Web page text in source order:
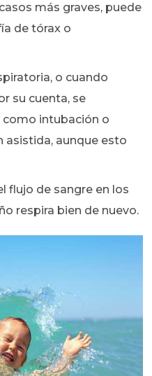
más graves, puede
de tórax o
o cuando
su cuenta, se
como intubación o
asistida, aunque esto
flujo de sangre en los
respira bien de nuevo.